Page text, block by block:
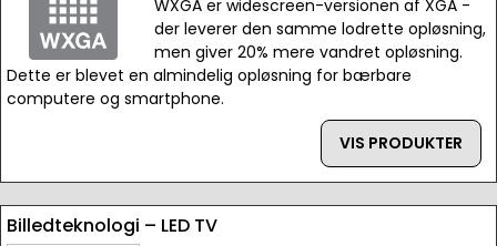
WXGA er widescreen-versionen af XGA -
der leverer den samme lodrette opløsning,
men giver 20% mere vandret opløsning.
Dette er blevet en almindelig opløsning for bærbare
computere og smartphone.
VIS PRODUKTER
Billedteknologi – LED TV